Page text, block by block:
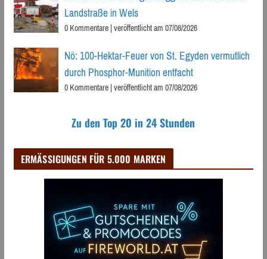
Landstraße in Wels
0 Kommentare|veröffentlicht am 07/08/2026
Nö: 100-Hektar-Feuer von St. Egyden vermutlich
durch Phosphor-Munition entfacht
0 Kommentare|veröffentlicht am 07/08/2026
Zu den Top 20 in 24 Stunden
ERMÄSSIGUNGEN FÜR 5.000 MARKEN